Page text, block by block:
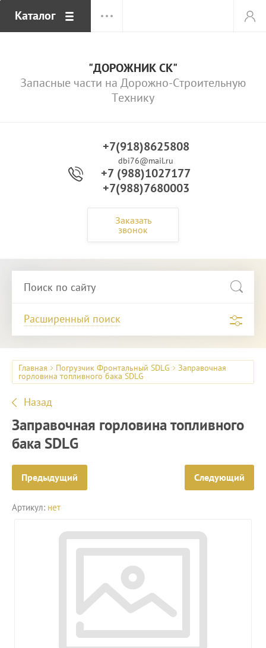
Каталог
"ДОРОЖНИК СК"
Запасные части на Дорожно-Строительную
Технику
+7(918)8625808
dbi76@mail.ru
+7 (988)1027177
+7(988)7680003
Заказать
звонок
Расширенный поиск
Главная Погрузчик Фронтальный SDLG Заправочная
горловина топливного бака SDLG
Назад
Заправочная горловина топливного
бака SDLG
Предыдущий Следующий
Артикул: нет